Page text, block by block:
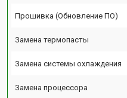
Прошивка (Обновление ПО)
Замена термопасты
Замена системы охлаждения
Замена процессора